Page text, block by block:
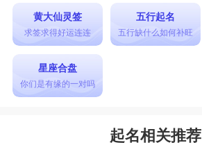
黄大仙灵签
求签求得好运连连
五行起名
五行缺什么如何补旺
星座合盘
你们是有缘的一对吗
起名相关推荐